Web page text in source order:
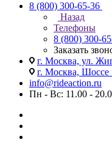
8 (800) 300-65-36
Назад
Телефоны
8 (800) 300-
Заказать
г. Москва, ул.
г. Москва, Шоссе
info@rideaction.ru
Пн - Вс: 11.00 -